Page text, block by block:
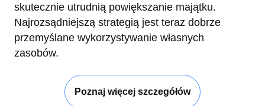
skutecznie utrudnią powiększanie majątku.
Najrozsądniejszą strategią jest teraz dobrze
przemyślane wykorzystywanie własnych
zasobów.
Poznaj więcej szczegółów